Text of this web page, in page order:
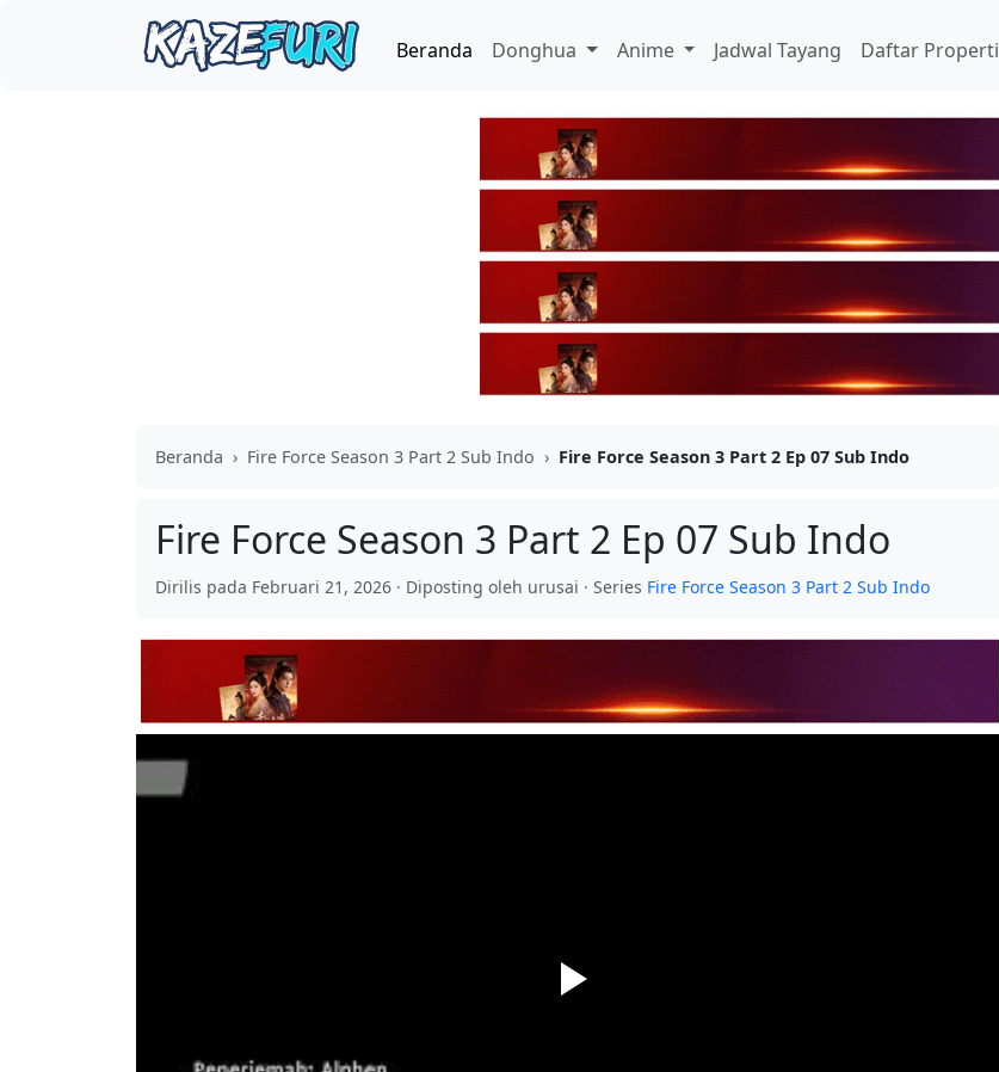
Beranda Donghua Anime Jadwal Tayang Daftar Properti
Beranda › Fire Force Season 3 Part 2 Sub Indo › Fire Force Season 3 Part 2 Ep 07 Sub Indo
Fire Force Season 3 Part 2 Ep 07 Sub Indo
Dirilis pada Februari 21, 2026 · Diposting oleh urusai · Series Fire Force Season 3 Part 2 Sub Indo